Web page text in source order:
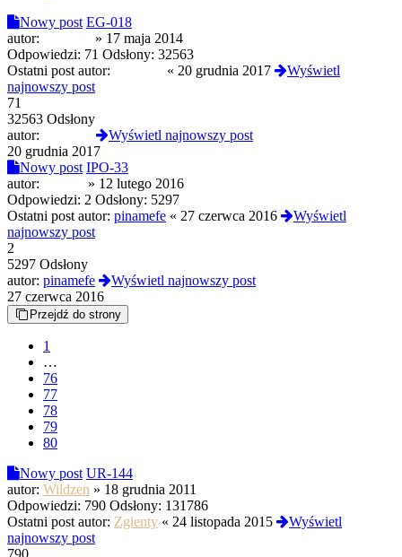
Nowy post EG-018
autor:
» 17 maja 2014
Odpowiedzi: 71 Odsłony: 32563
Ostatni post autor:
« 20 grudnia 2017
Wyświetl
najnowszy post
71
32563 Odsłony
autor:
Wyświetl najnowszy post
20 grudnia 2017
Nowy post IPO-33
autor:
» 12 lutego 2016
Odpowiedzi: 2 Odsłony: 5297
Ostatni post autor: pinamefe « 27 czerwca 2016
Wyświetl
najnowszy post
2
5297 Odsłony
autor: pinamefe
Wyświetl najnowszy post
27 czerwca 2016
Przejdź do strony
1
…
76
77
78
79
80
Nowy post UR-144
autor: Wildzen » 18 grudnia 2011
Odpowiedzi: 790 Odsłony: 131786
Ostatni post autor: Zgienty « 24 listopada 2015
Wyświetl
najnowszy post
790